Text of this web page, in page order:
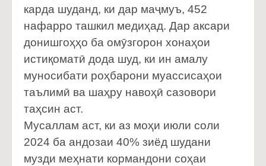
карда шуданд, ки дар маҷмуъ, 452
нафарро ташкил медиҳад. Дар аксари
донишгоҳҳо ба омӯзгорон хонаҳои
истиқоматӣ дода шуд, ки ин амалу
муносибати роҳбарони муассисаҳои
таълимӣ ва шаҳру навоҳӣ сазовори
таҳсин аст.
Мусаллам аст, ки аз моҳи июли соли
2024 ба андозаи 40% зиёд шудани
музди меҳнати кормандони соҳаи